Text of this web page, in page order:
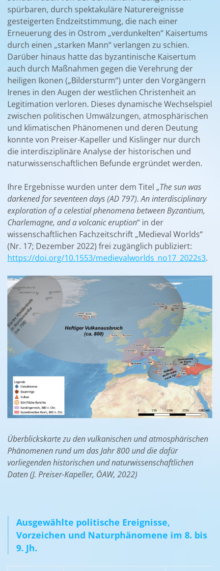
spürbaren, durch spektakuläre Naturereignisse
gesteigerten Endzeitstimmung, die nach einer
Erneuerung des in Ostrom „verdunkelten“ Kaisertums
durch einen „starken Mann“ verlangen zu schien.
Darüber hinaus hatte das byzantinische Kaisertum
auch durch Maßnahmen gegen die Verehrung der
heiligen Ikonen („Bildersturm“) unter den Vorgängern
Irenes in den Augen der westlichen Christenheit an
Legitimation verloren. Dieses dynamische Wechselspiel
zwischen politischen Umwälzungen, atmosphärischen
und klimatischen Phänomenen und deren Deutung
konnte von Preiser-Kapeller und Kislinger nur durch
die interdisziplinäre Analyse der historischen und
naturwissenschaftlichen Befunde ergründet werden.
Ihre Ergebnisse wurden unter dem Titel „The sun was
darkened for seventeen days (AD 797). An interdisciplinary
exploration of a celestial phenomena between Byzantium,
Charlemagne, and a volcanic eruption“ in der
wissenschaftlichen Fachzeitschrift „Medieval Worlds“
(Nr. 17; Dezember 2022) frei zugänglich publiziert:
https://doi.org/10.1553/medievalworlds_no17_2022s3.
Überblickskarte zu den vulkanischen und atmosphärischen
Phänomenen rund um das Jahr 800 und die dafür
vorliegenden historischen und naturwissenschaftlichen
Daten (J. Preiser-Kapeller, ÖAW, 2022)
Ausgewählte politische Ereignisse,
Vorzeichen und Naturphänomene im 8. bis
9. Jh.